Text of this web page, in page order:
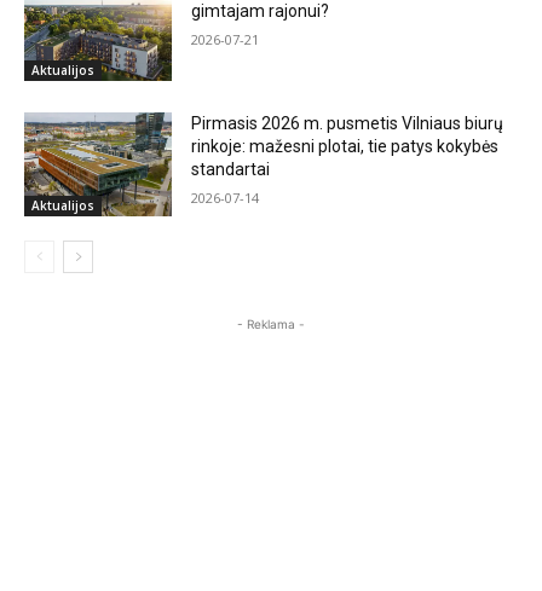
Aktualijos
gimtajam rajonui?
2026-07-21
Aktualijos
Pirmasis 2026 m. pusmetis Vilniaus biurų
rinkoje: mažesni plotai, tie patys kokybės
standartai
2026-07-14
- Reklama -